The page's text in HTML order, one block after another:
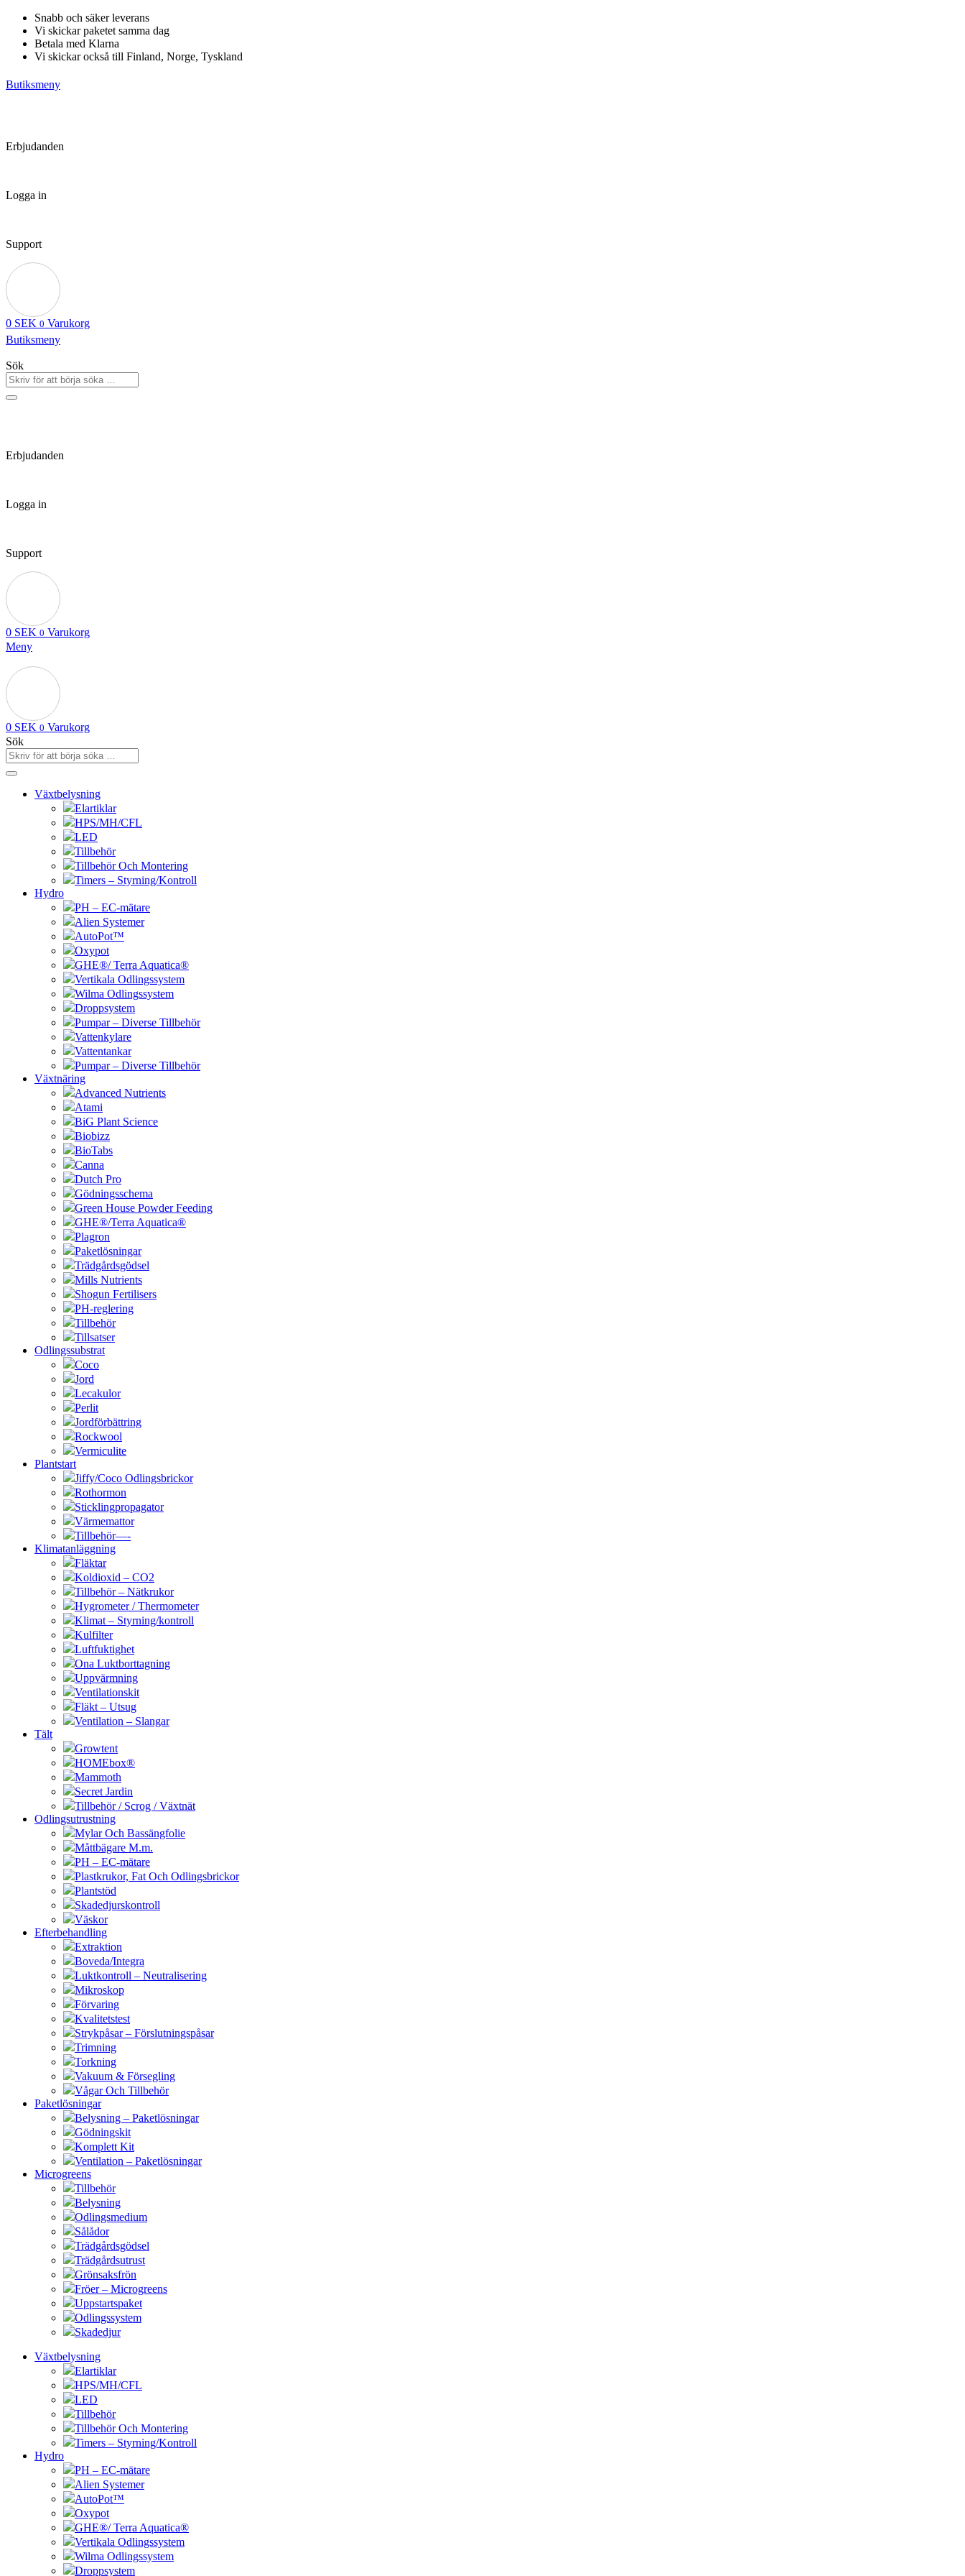
Hoppa
innehåll
Snabb och säker leverans
Vi skickar paketet samma dag
Betala med Klarna
Vi skickar också till Finland, Norge, Tyskland
Butiksmeny
Erbjudanden
Logga in
Support
0 SEK 0 Varukorg
Butiksmeny
Sök
Erbjudanden
Logga in
Support
0 SEK 0 Varukorg
Meny
0 SEK 0 Varukorg
Sök
Växtbelysning
Elartiklar
HPS/MH/CFL
LED
Tillbehör
Tillbehör Och Montering
Timers – Styrning/Kontroll
Hydro
PH – EC-mätare
Alien Systemer
AutoPot™
Oxypot
GHE®/ Terra Aquatica®
Vertikala Odlingssystem
Wilma Odlingssystem
Droppsystem
Pumpar – Diverse Tillbehör
Vattenkylare
Vattentankar
Pumpar – Diverse Tillbehör
Växtnäring
Advanced Nutrients
Atami
BiG Plant Science
Biobizz
BioTabs
Canna
Dutch Pro
Gödningsschema
Green House Powder Feeding
GHE®/Terra Aquatica®
Plagron
Paketlösningar
Trädgårdsgödsel
Mills Nutrients
Shogun Fertilisers
PH-reglering
Tillbehör
Tillsatser
Odlingssubstrat
Coco
Jord
Lecakulor
Perlit
Jordförbättring
Rockwool
Vermiculite
Plantstart
Jiffy/Coco Odlingsbrickor
Rothormon
Sticklingpropagator
Värmemattor
Tillbehör—-
Klimatanläggning
Fläktar
Koldioxid – CO2
Tillbehör – Nätkrukor
Hygrometer / Thermometer
Klimat – Styrning/kontroll
Kulfilter
Luftfuktighet
Ona Luktborttagning
Uppvärmning
Ventilationskit
Fläkt – Utsug
Ventilation – Slangar
Tält
Growtent
HOMEbox®
Mammoth
Secret Jardin
Tillbehör / Scrog / Växtnät
Odlingsutrustning
Mylar Och Bassängfolie
Måttbägare M.m.
PH – EC-mätare
Plastkrukor, Fat Och Odlingsbrickor
Plantstöd
Skadedjurskontroll
Väskor
Efterbehandling
Extraktion
Boveda/Integra
Luktkontroll – Neutralisering
Mikroskop
Förvaring
Kvalitetstest
Strykpåsar – Förslutningspåsar
Trimning
Torkning
Vakuum & Försegling
Vågar Och Tillbehör
Paketlösningar
Belysning – Paketlösningar
Gödningskit
Komplett Kit
Ventilation – Paketlösningar
Microgreens
Tillbehör
Belysning
Odlingsmedium
Sålådor
Trädgårdsgödsel
Trädgårdsutrust
Grönsaksfrön
Fröer – Microgreens
Uppstartspaket
Odlingssystem
Skadedjur
Växtbelysning
Elartiklar
HPS/MH/CFL
LED
Tillbehör
Tillbehör Och Montering
Timers – Styrning/Kontroll
Hydro
PH – EC-mätare
Alien Systemer
AutoPot™
Oxypot
GHE®/ Terra Aquatica®
Vertikala Odlingssystem
Wilma Odlingssystem
Droppsystem